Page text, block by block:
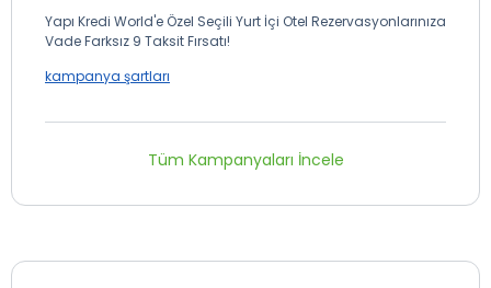
Yapı Kredi World'e Özel Seçili Yurt İçi Otel Rezervasyonlarınıza
Vade Farksız 9 Taksit Fırsatı!
kampanya şartları
Tüm Kampanyaları İncele